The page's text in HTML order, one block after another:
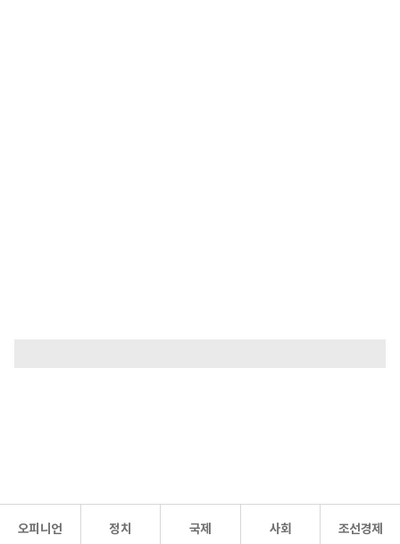
오피니언 정치 국제 사회 조선경제